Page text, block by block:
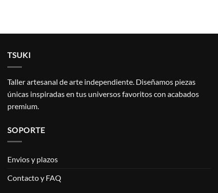
TSUKI
Taller artesanal de arte independiente. Diseñamos piezas
únicas inspiradas en tus universos favoritos con acabados
premium.
SOPORTE
Envios y plazos
Contacto y FAQ